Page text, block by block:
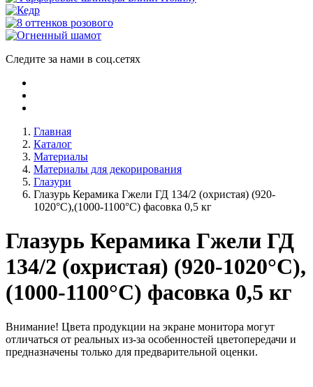
Следите за нами в соц.сетях
Главная
Каталог
Материалы
Материалы для декорирования
Глазури
Глазурь Керамика Гжели ГД 134/2 (охристая) (920-
1020°С),(1000-1100°С) фасовка 0,5 кг
Глазурь Керамика Гжели ГД
134/2 (охристая) (920-1020°С),
(1000-1100°С) фасовка 0,5 кг
Внимание! Цвета продукции на экране монитора могут
отличаться от реальных из-за особенностей цветопередачи и
предназначены только для предварительной оценки.